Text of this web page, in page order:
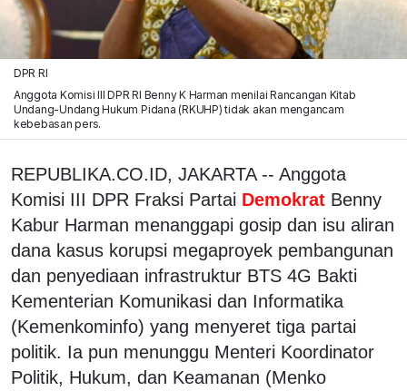
DPR RI
Anggota Komisi III DPR RI Benny K Harman menilai Rancangan Kitab
Undang-Undang Hukum Pidana (RKUHP) tidak akan mengancam
kebebasan pers.
REPUBLIKA.CO.ID, JAKARTA -- Anggota
Komisi III DPR Fraksi Partai Demokrat Benny
Kabur Harman menanggapi gosip dan isu aliran
dana kasus korupsi megaproyek pembangunan
dan penyediaan infrastruktur BTS 4G Bakti
Kementerian Komunikasi dan Informatika
(Kemenkominfo) yang menyeret tiga partai
politik. Ia pun menunggu Menteri Koordinator
Politik, Hukum, dan Keamanan (Menko